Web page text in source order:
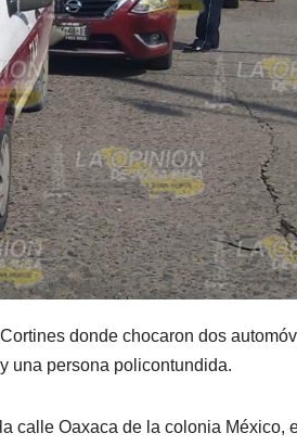
donde chocaron dos
una persona policontundida.
calle Oaxaca de la colonia México,